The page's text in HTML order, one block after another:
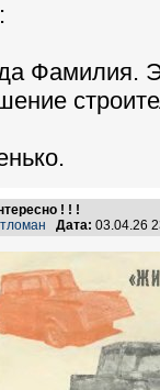
Фамилия.
! ! !
Дата: 03.04.26